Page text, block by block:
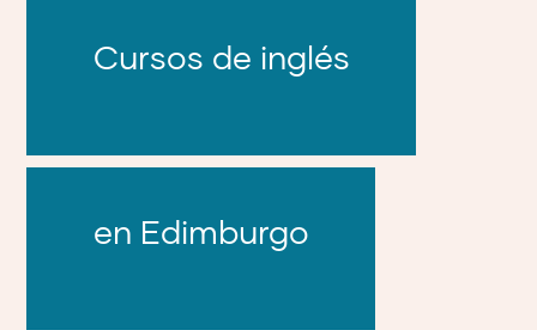
Cursos de inglés
en Edimburgo